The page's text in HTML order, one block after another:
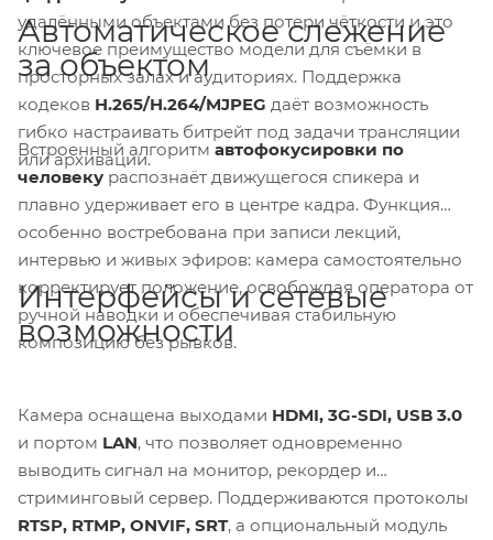
удалёнными объектами без потери чёткости и это
ключевое преимущество модели для съёмки в
просторных залах и аудиториях. Поддержка
кодеков H.265/H.264/MJPEG даёт возможность
гибко настраивать битрейт под задачи трансляции
или архивации.
Автоматическое слежение
за объектом
Встроенный алгоритм автофокусировки по
человеку распознаёт движущегося спикера и
плавно удерживает его в центре кадра. Функция
особенно востребована при записи лекций,
интервью и живых эфиров: камера самостоятельно
корректирует положение, освобождая оператора от
ручной наводки и обеспечивая стабильную
композицию без рывков.
Интерфейсы и сетевые
возможности
Камера оснащена выходами HDMI, 3G-SDI, USB 3.0
и портом LAN, что позволяет одновременно
выводить сигнал на монитор, рекордер и
стриминговый сервер. Поддерживаются протоколы
RTSP, RTMP, ONVIF, SRT, а опциональный модуль